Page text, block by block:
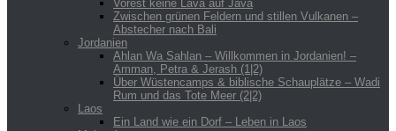
Vorest keine Lava auf Java
Zwischen grünen Feldern und stillen Vulkanen –
Abstecher nach Bali
Jordanien
Ahlan Wa Sahlan – Willkommen in Jordanien! –
Amman, Petra & Jerash (1|2)
Über Wüstencamps & biblische Schauplätze – Wadi
Rum und das Tote Meer (2|2)
Laos
Ein Land wie ein Dorf – Leben in Laos